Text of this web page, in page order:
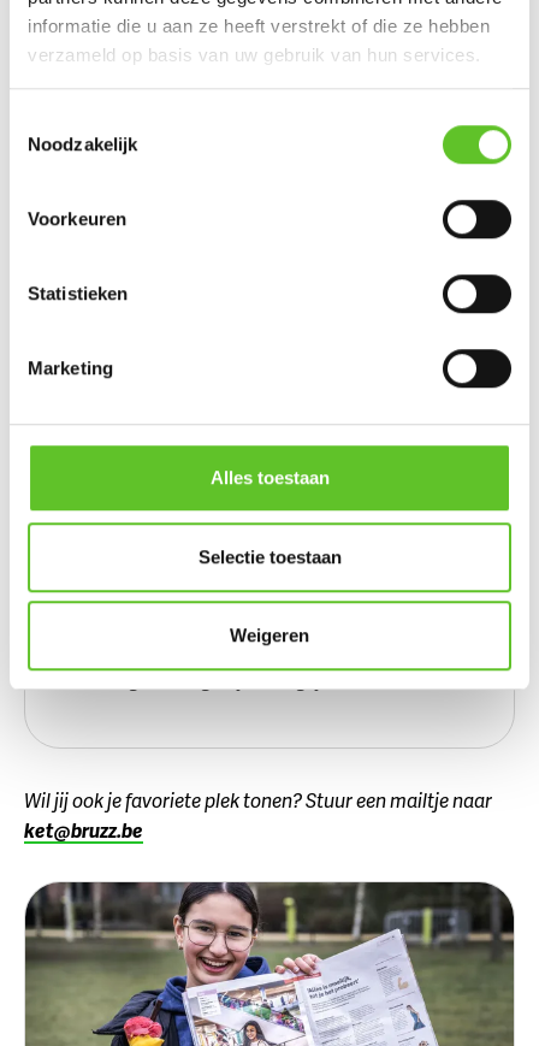
informatie die u aan ze heeft verstrekt of die ze hebben
verzameld op basis van uw gebruik van hun services.
Noodzakelijk
Voorkeuren
Statistieken
Marketing
Alles toestaan
Selectie toestaan
Weigeren
Mijn voorbeeld
De regisseur Quentin Tarantino. Zijn films zijn heel
nooit vervelen. Hij heeft echt zijn eigen stijl.
Lievelingsacteur
Vroeger was dat Brad Pitt, maar dat verandert wel. Ik
Wil jij ook je favoriete plek tonen? Stuur een mailtje naar
ket@bruzz.be